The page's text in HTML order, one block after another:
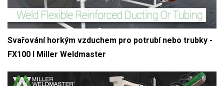
Svařování horkým vzduchem pro potrubí nebo trubky -
FX100 I Miller Weldmaster